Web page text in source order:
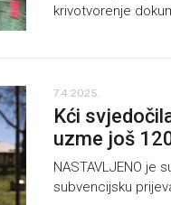
krivotvorenje
7.4.2025.
Kći
uzme još
NASTAVLJENO je
subvencijsku